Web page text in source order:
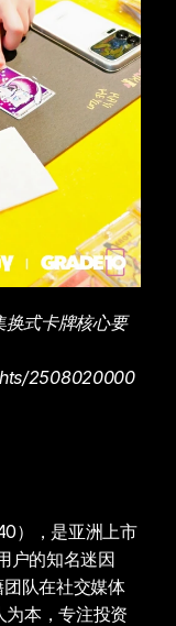
换式卡牌核心要
2508020000
），是亚洲上市
户的知名迷因
队在社交媒体
本，专注投资